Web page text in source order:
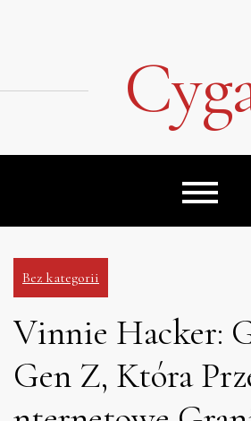
Bez kategorii
Vinnie Hacker:
Gen Z, Która